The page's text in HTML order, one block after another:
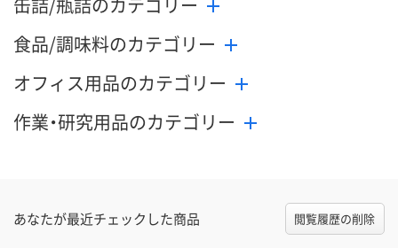
食品/調味料のカテゴリー
オフィス用品のカテゴリー
作業・研究用品のカテゴリー
あなたが最近チェックした商品 閲覧履歴の削除